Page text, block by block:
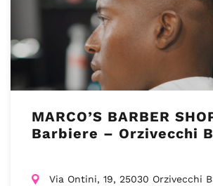
MARCO’S BARBER
Barbiere – Orzivecchi
Via Ontini, 19, 25030 Orzivecchi